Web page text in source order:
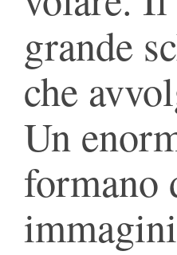
grande
che
Un
formano